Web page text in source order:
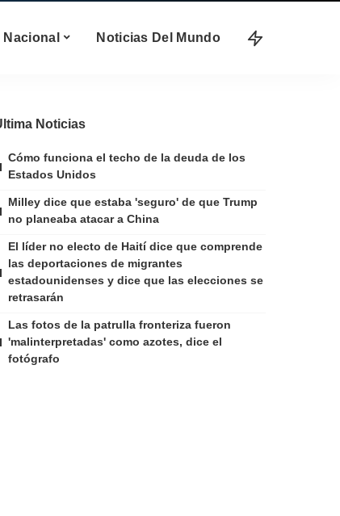
Noticias Del Mundo
Noticias
Cómo funciona el techo de la deuda de los
Estados Unidos
Milley dice que estaba 'seguro' de que Trump
no planeaba atacar a China
El líder no electo de Haití dice que comprende
las deportaciones de migrantes
estadounidenses y dice que las elecciones se
retrasarán
Las fotos de la patrulla fronteriza fueron
'malinterpretadas' como azotes, dice el
fotógrafo